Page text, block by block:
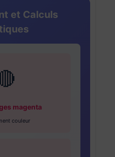
et Calculs
magenta
couleur